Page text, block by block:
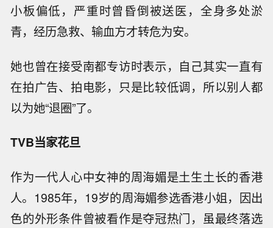
小板偏低，严重时曾昏倒被送医，全身多处淤
青，经历急救、输血方才转危为安。
她也曾在接受南都专访时表示，自己其实一直有
在拍广告、拍电影，只是比较低调，所以别人都
以为她“退圈”了。
TVB当家花旦
作为一代人心中女神的周海媚是土生土长的香港
人。1985年，19岁的周海媚参选香港小姐，因出
色的外形条件曾被看作是夺冠热门，虽最终落选